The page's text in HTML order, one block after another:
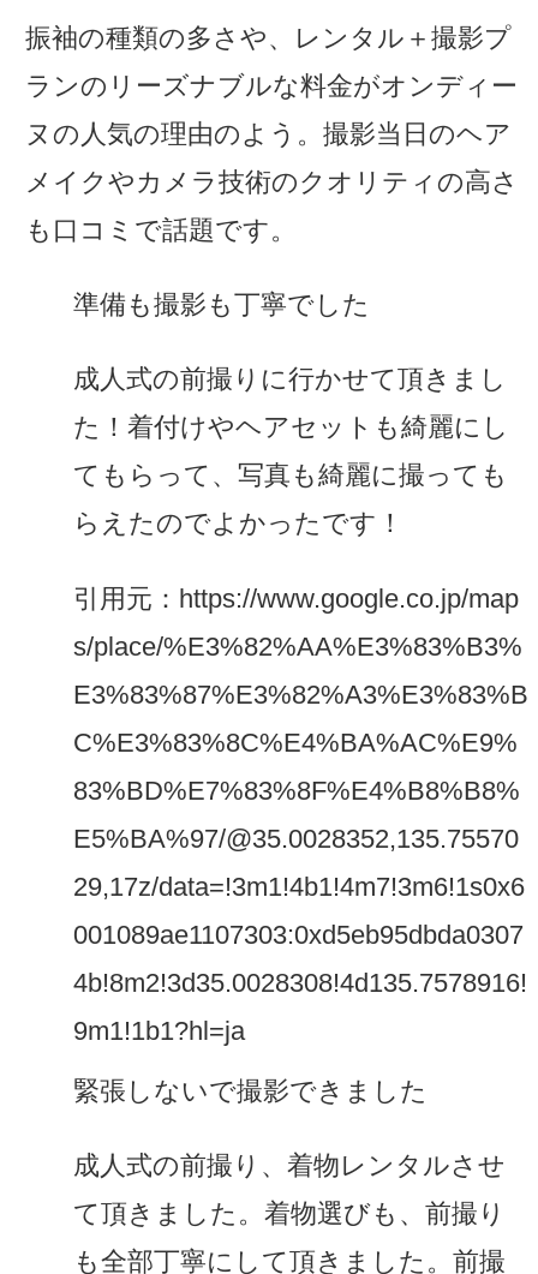
振袖の種類の多さや、レンタル＋撮影プ
ランのリーズナブルな料金がオンディー
ヌの人気の理由のよう。撮影当日のヘア
メイクやカメラ技術のクオリティの高さ
も口コミで話題です。
準備も撮影も丁寧でした
成人式の前撮りに行かせて頂きまし
た！着付けやヘアセットも綺麗にし
てもらって、写真も綺麗に撮っても
らえたのでよかったです！
引用元：https://www.google.co.jp/map
s/place/%E3%82%AA%E3%83%B3%
E3%83%87%E3%82%A3%E3%83%B
C%E3%83%8C%E4%BA%AC%E9%
83%BD%E7%83%8F%E4%B8%B8%
E5%BA%97/@35.0028352,135.75570
29,17z/data=!3m1!4b1!4m7!3m6!1s0x6
001089ae1107303:0xd5eb95dbda0307
4b!8m2!3d35.0028308!4d135.7578916!
9m1!1b1?hl=ja
緊張しないで撮影できました
成人式の前撮り、着物レンタルさせ
て頂きました。着物選びも、前撮り
も全部丁寧にして頂きました。前撮